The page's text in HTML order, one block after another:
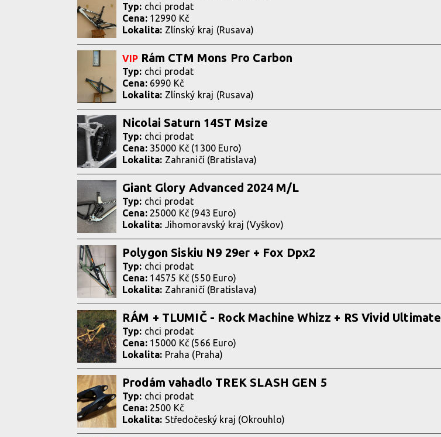
Typ: chci prodat
Cena: 12990 Kč
Lokalita: Zlínský kraj (Rusava)
VIP Rám CTM Mons Pro Carbon
Typ: chci prodat
Cena: 6990 Kč
Lokalita: Zlínský kraj (Rusava)
Nicolai Saturn 14ST Msize
Typ: chci prodat
Cena: 35000 Kč (1300 Euro)
Lokalita: Zahraničí (Bratislava)
Giant Glory Advanced 2024 M/L
Typ: chci prodat
Cena: 25000 Kč (943 Euro)
Lokalita: Jihomoravský kraj (Vyškov)
Polygon Siskiu N9 29er + Fox Dpx2
Typ: chci prodat
Cena: 14575 Kč (550 Euro)
Lokalita: Zahraničí (Bratislava)
RÁM + TLUMIČ - Rock Machine Whizz + RS Vivid Ultimate
Typ: chci prodat
Cena: 15000 Kč (566 Euro)
Lokalita: Praha (Praha)
Prodám vahadlo TREK SLASH GEN 5
Typ: chci prodat
Cena: 2500 Kč
Lokalita: Středočeský kraj (Okrouhlo)